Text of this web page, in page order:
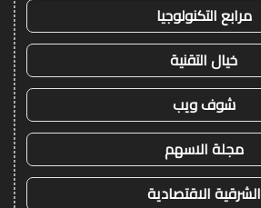
مرابع التكنولوجيا
خيال التقنية
شوف ويب
مجلة الاسهم
الشرقية الاقتصادية